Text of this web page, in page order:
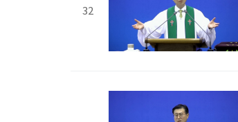
32